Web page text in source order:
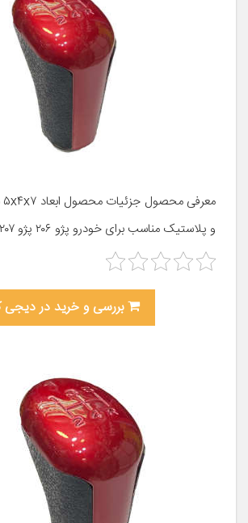
و پلاستیک مناسب برای خودرو پژو ۲۰۶ پژو ۲۰۷ پژو ۴۰۵ […]
بررسی و خرید در دیجی